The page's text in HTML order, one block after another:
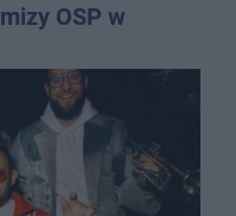
OSP w